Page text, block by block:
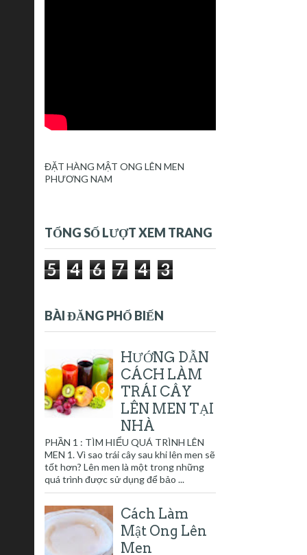
ĐẶT HÀNG MẬT ONG LÊN MEN
PHƯƠNG NAM
TỔNG SỐ LƯỢT XEM TRANG
5 4 6 7 4 3
BÀI ĐĂNG PHỔ BIẾN
HƯỚNG DẪN
CÁCH LÀM
TRÁI CÂY
LÊN MEN TẠI
NHÀ
PHẦN 1 : TÌM HIỂU QUÁ TRÌNH LÊN
MEN 1. Vì sao trái cây sau khi lên men sẽ
tốt hơn? Lên men là một trong những
quá trình được sử dụng để bảo ...
Cách Làm
Mật Ong Lên
Men